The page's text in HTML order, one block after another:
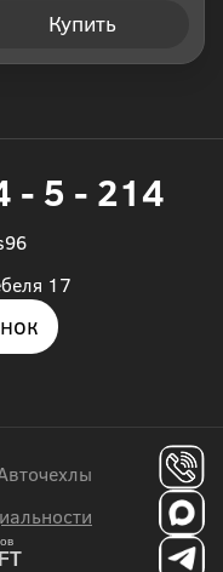
Купить
- 5 - 214
17